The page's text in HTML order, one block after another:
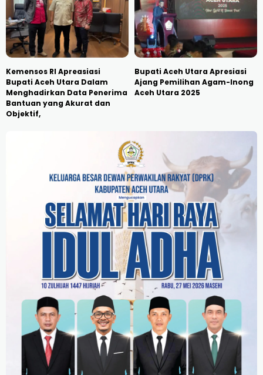
Kemensos RI Apreasiasi
Bupati Aceh Utara Dalam
Menghadirkan Data Penerima
Bantuan yang Akurat dan
Objektif,
Bupati Aceh Utara Apresiasi
Ajang Pemilihan Agam-Inong
Aceh Utara 2025